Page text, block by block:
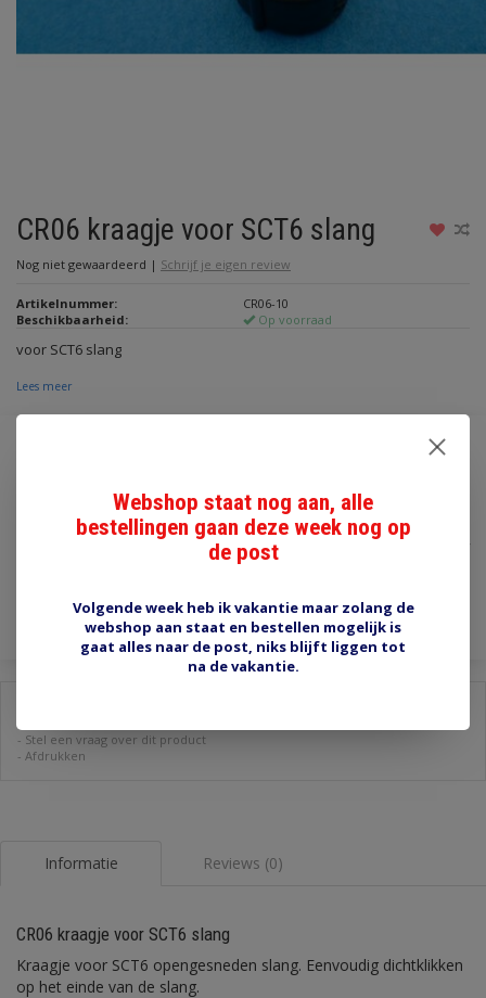
CR06 kraagje voor SCT6 slang
Nog niet gewaardeerd | Schrijf je eigen review
Artikelnummer:
CR06-10
Beschikbaarheid:
Op voorraad
voor SCT6 slang
Lees meer
- Stel een vraag over dit product
- Afdrukken
Informatie Reviews (0)
CR06 kraagje voor SCT6 slang
Kraagje voor SCT6 opengesneden slang. Eenvoudig dichtklikken
op het einde van de slang.
Webshop staat nog aan, alle
bestellingen gaan deze week nog op
de post
Volgende week heb ik vakantie maar zolang de
webshop aan staat en bestellen mogelijk is
gaat alles naar de post, niks blijft liggen tot
na de vakantie.